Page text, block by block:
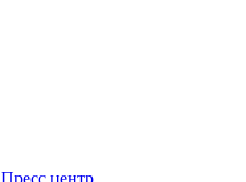
Пресс центр